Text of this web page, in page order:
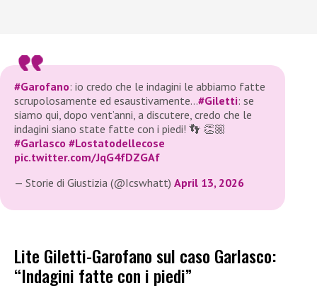
#Garofano: io credo che le indagini le abbiamo fatte
scrupolosamente ed esaustivamente…#Giletti: se
siamo qui, dopo vent’anni, a discutere, credo che le
indagini siano state fatte con i piedi! 👣 👏🏼
#Garlasco #Lostatodellecose
pic.twitter.com/JqG4fDZGAf
— Storie di Giustizia (@Icswhatt) April 13, 2026
Lite Giletti-Garofano sul caso Garlasco:
“Indagini fatte con i piedi”